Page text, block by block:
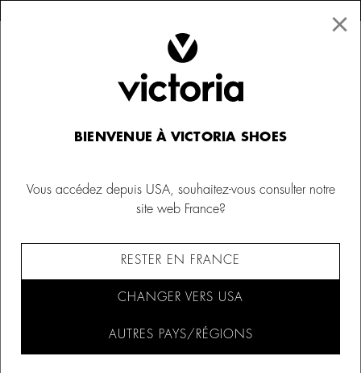
Chaussures
×
BIENVENUE À VICTORIA SHOES
Vous accédez depuis USA, souhaitez-vous consulter notre
site web France?
RESTER EN FRANCE
CHANGER VERS USA
AUTRES PAYS/RÉGIONS